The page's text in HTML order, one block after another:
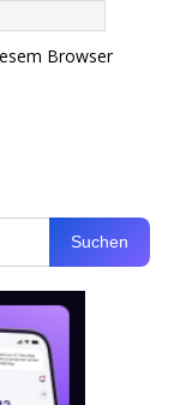
Browser
Suchen